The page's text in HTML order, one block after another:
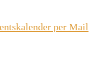
per Mail